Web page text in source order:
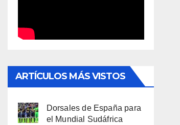
ARTÍCULOS MÁS VISTOS
Dorsales de España para
el Mundial Sudáfrica